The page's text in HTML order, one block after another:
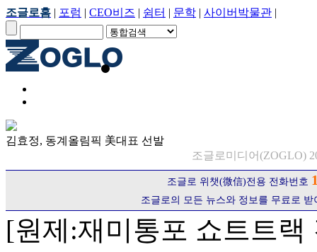
조글로홈 | 포럼 | CEO비즈 | 쉼터 | 문학 | 사이버박물관 |
김효정, 동계올림픽 美대표 선발
조글로미디어(ZOGLO)
조글로 위챗(微信)전용 전화번호
조글로의 모든 뉴스와 정보를 무료로
[원제:재미통포 쇼트트